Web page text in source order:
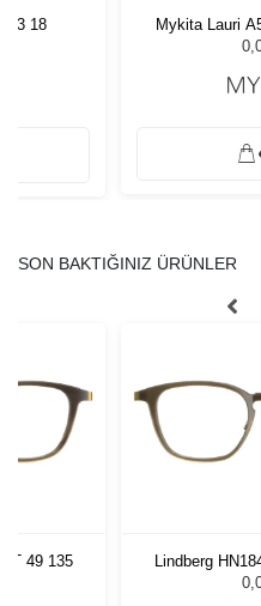
53 18
Mykita Lauri
SON BAKTIĞINIZ ÜRÜNLER
49 135
Lindberg